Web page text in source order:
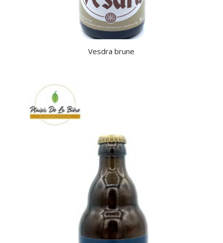
Vesdra brune